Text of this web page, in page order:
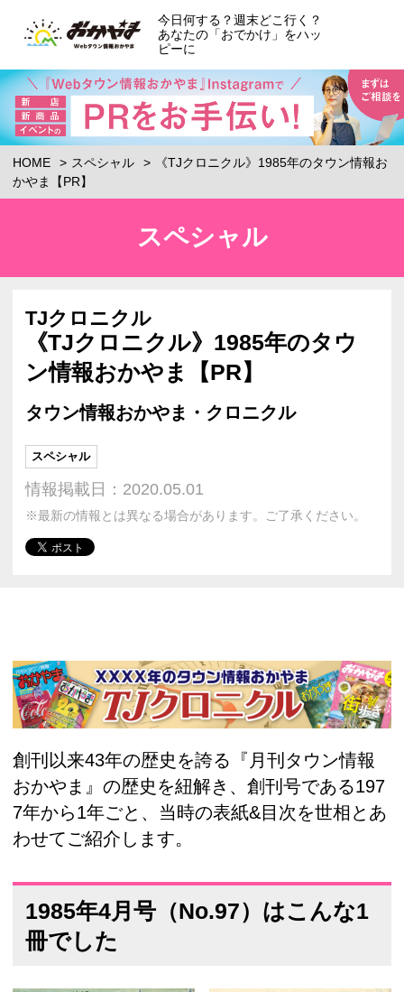
今日何する？週末どこ行く？
あなたの「おでかけ」をハッ
ピーに
HOME スペシャル
《TJクロニクル》1985年のタウン情報お
かやま【PR】
スペシャル
TJクロニクル
《TJクロニクル》1985年のタウ
ン情報おかやま【PR】
タウン情報おかやま・クロニクル
スペシャル
情報掲載日：2020.05.01
※最新の情報とは異なる場合があります。ご了承ください。
創刊以来43年の歴史を誇る『月刊タウン情報
おかやま』の歴史を紐解き、創刊号である197
7年から1年ごと、当時の表紙&目次を世相とあ
わせてご紹介します。
1985年4月号（No.97）はこんな1
冊でした